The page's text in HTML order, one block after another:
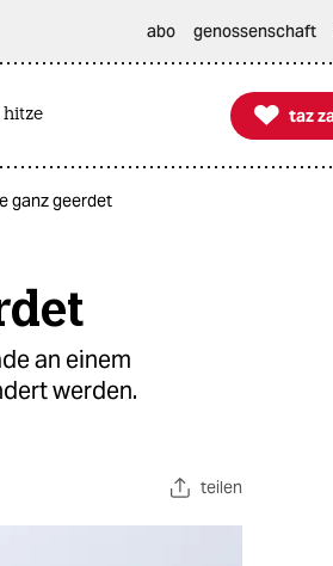
abo genossenschaft
hitze 
taz zahl
taz
ganz geerdet
an einem
werden.
teilen